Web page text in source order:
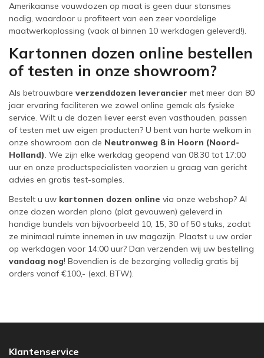
Amerikaanse vouwdozen op maat is geen duur stansmes
nodig, waardoor u profiteert van een zeer voordelige
maatwerkoplossing (vaak al binnen 10 werkdagen geleverd!).
Kartonnen dozen online bestellen
of testen in onze showroom?
Als betrouwbare verzenddozen leverancier met meer dan 80
jaar ervaring faciliteren we zowel online gemak als fysieke
service. Wilt u de dozen liever eerst even vasthouden, passen
of testen met uw eigen producten? U bent van harte welkom in
onze showroom aan de Neutronweg 8 in Hoorn (Noord-
Holland). We zijn elke werkdag geopend van 08:30 tot 17:00
uur en onze productspecialisten voorzien u graag van gericht
advies en gratis test-samples.
Bestelt u uw kartonnen dozen online via onze webshop? Al
onze dozen worden plano (plat gevouwen) geleverd in
handige bundels van bijvoorbeeld 10, 15, 30 of 50 stuks, zodat
ze minimaal ruimte innemen in uw magazijn. Plaatst u uw order
op werkdagen voor 14:00 uur? Dan verzenden wij uw bestelling
vandaag nog! Bovendien is de bezorging volledig gratis bij
orders vanaf €100,- (excl. BTW).
Klantenservice